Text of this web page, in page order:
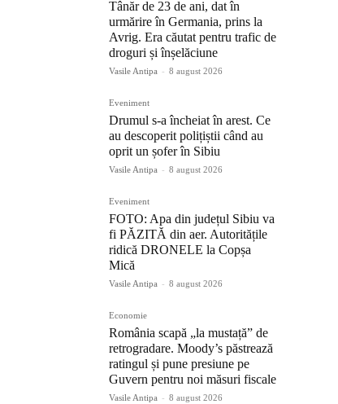
Tânăr de 23 de ani, dat în
urmărire în Germania, prins la
Avrig. Era căutat pentru trafic de
droguri și înșelăciune
Vasile Antipa - 8 august 2026
Eveniment
Drumul s-a încheiat în arest. Ce
au descoperit polițiștii când au
oprit un șofer în Sibiu
Vasile Antipa - 8 august 2026
Eveniment
FOTO: Apa din județul Sibiu va
fi PĂZITĂ din aer. Autoritățile
ridică DRONELE la Copșa
Mică
Vasile Antipa - 8 august 2026
Economie
România scapă „la mustață” de
retrogradare. Moody’s păstrează
ratingul și pune presiune pe
Guvern pentru noi măsuri fiscale
Vasile Antipa - 8 august 2026